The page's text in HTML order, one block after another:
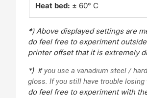
Heat bed: ± 60° C
*) Above displayed settings are
do feel free to experiment
printer offset that it is extremely
*) If you use a vanadium steel /
gloss.If you still have trouble
do feel free to experiment with